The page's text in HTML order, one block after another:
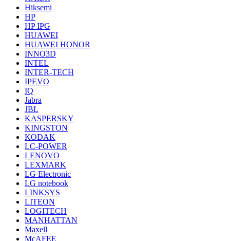
Hiksemi
HP
HP IPG
HUAWEI
HUAWEI HONOR
INNO3D
INTEL
INTER-TECH
IPEVO
IQ
Jabra
JBL
KASPERSKY
KINGSTON
KODAK
LC-POWER
LENOVO
LEXMARK
LG Electronic
LG notebook
LINKSYS
LITEON
LOGITECH
MANHATTAN
Maxell
McAFEE